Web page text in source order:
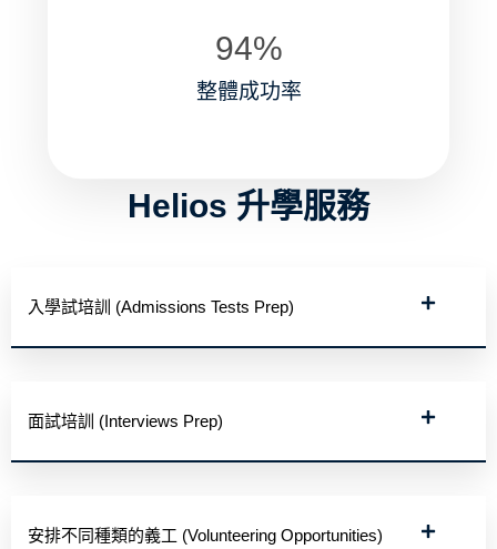
整體成功率
94%
Helios 升學服務
入學試培訓 (Admissions Tests Prep)
面試培訓 (Interviews Prep)
安排不同種類的義工 (Volunteering Opportunities)